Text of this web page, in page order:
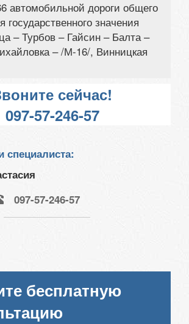
автомобильной дороги общего
государственного значения
– Турбов – Гайсин – Балта –
– /М-16/, Винницкая
сейчас!
097-57-246-57
специалиста:
097-57-246-57
бесплатную